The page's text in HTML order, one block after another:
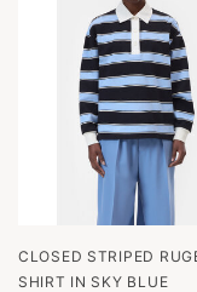
CLOSED STRIPED
SHIRT IN SKY BLUE